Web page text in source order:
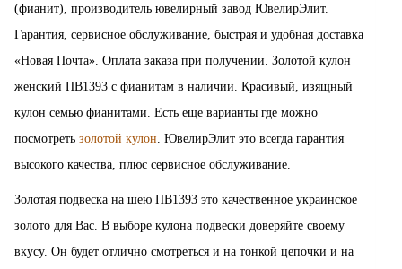
(фианит), производитель ювелирный завод ЮвелирЭлит.
Гарантия, сервисное обслуживание, быстрая и удобная доставка
«Новая Почта». Оплата заказа при получении. Золотой кулон
женский ПВ1393 с фианитам в наличии. Красивый, изящный
кулон семью фианитами. Есть еще варианты где можно
посмотреть золотой кулон . ЮвелирЭлит это всегда гарантия
высокого качества, плюс сервисное обслуживание.
Золотая подвеска на шею ПВ1393 это качественное украинское
золото для Вас. В выборе кулона подвески доверяйте своему
вкусу. Он будет отлично смотреться и на тонкой цепочки и на